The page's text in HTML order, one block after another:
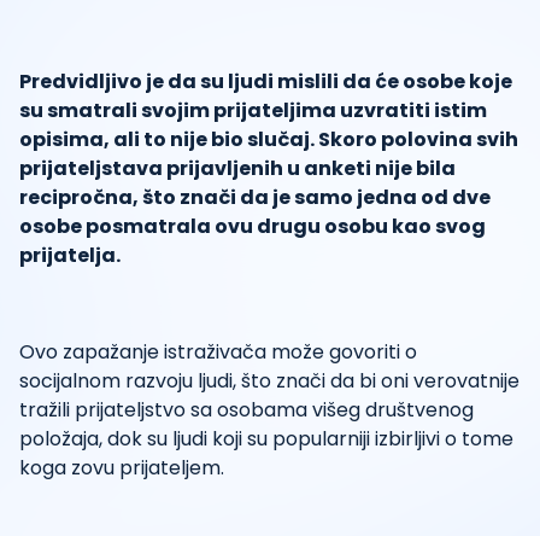
Predvidljivo je da su ljudi mislili da će osobe koje
su smatrali svojim prijateljima uzvratiti istim
opisima, ali to nije bio slučaj. Skoro polovina svih
prijateljstava prijavljenih u anketi nije bila
recipročna, što znači da je samo jedna od dve
osobe posmatrala ovu drugu osobu kao svog
prijatelja.
Ovo zapažanje istraživača može govoriti o
socijalnom razvoju ljudi, što znači da bi oni verovatnije
tražili prijateljstvo sa osobama višeg društvenog
položaja, dok su ljudi koji su popularniji izbirljivi o tome
koga zovu prijateljem.